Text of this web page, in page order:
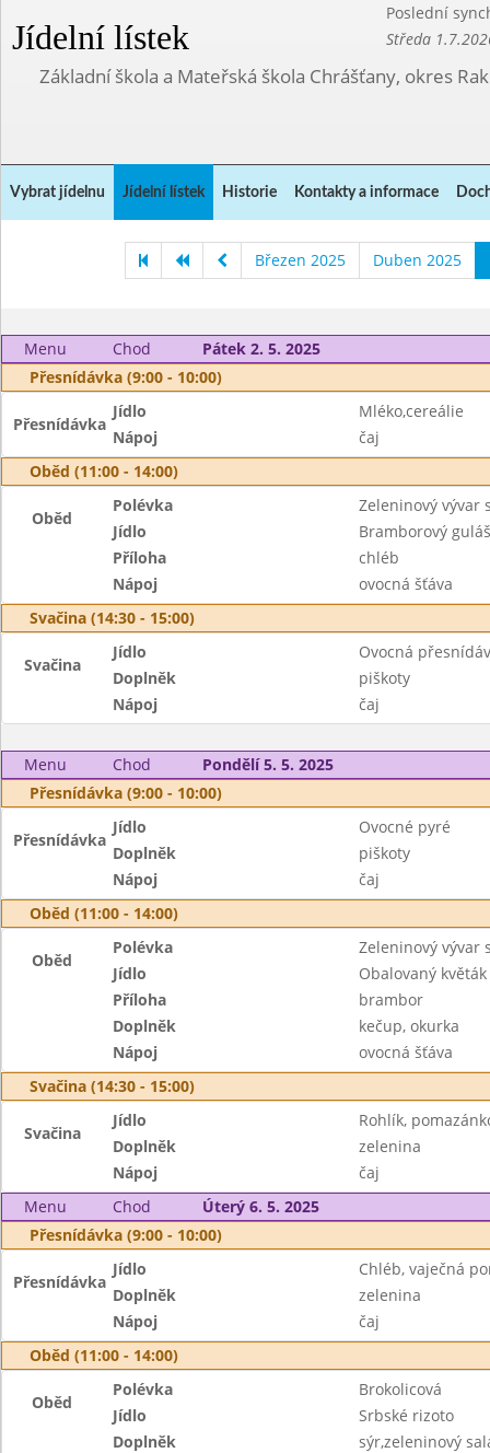
Jídelní lístek
Poslední
Středa
Základní škola a Mateřská škola Chrášťany, okres
Vybrat jídelnu Jídelní lístek Historie Kontakty a informace
Březen 2025 Duben 2025
Menu Chod
Pátek 2. 5. 2025
Přesnídávka (9:00 - 10:00)
Přesnídávka
Jídlo
Mléko,cereálie
Nápoj
čaj
Oběd (11:00 - 14:00)
Oběd
Polévka
Zeleninový vývar
Jídlo
Bramborový
Příloha
chléb
Nápoj
ovocná šťáva
Svačina (14:30 - 15:00)
Svačina
Jídlo
Ovocná
Doplněk
piškoty
Nápoj
čaj
Menu Chod
Pondělí 5. 5. 2025
Přesnídávka (9:00 - 10:00)
Přesnídávka
Jídlo
Ovocné pyré
Doplněk
piškoty
Nápoj
čaj
Oběd (11:00 - 14:00)
Oběd
Polévka
Zeleninový vývar
Jídlo
Obalovaný květák
Příloha
brambor
Doplněk
kečup, okurka
Nápoj
ovocná šťáva
Svačina (14:30 - 15:00)
Svačina
Jídlo
Rohlík,
Doplněk
zelenina
Nápoj
čaj
Menu
Chod
Úterý 6. 5. 2025
Přesnídávka (9:00 - 10:00)
Přesnídávka
Jídlo
Chléb, vaječná
Doplněk
zelenina
Nápoj
čaj
Oběd (11:00 - 14:00)
Oběd
Polévka
Brokolicová
Jídlo
Srbské rizoto
Doplněk
sýr,zeleninový